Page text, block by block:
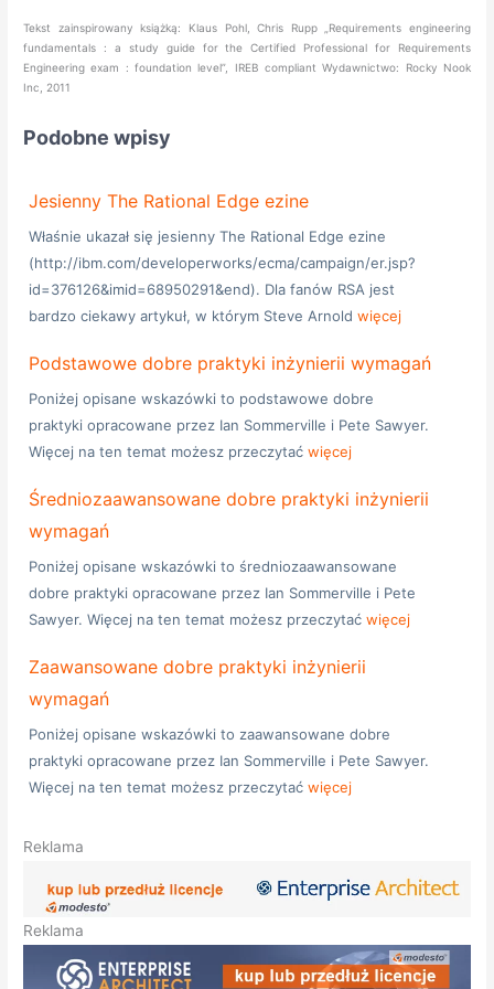
Tekst zainspirowany książką: Klaus Pohl, Chris Rupp „Requirements engineering
fundamentals : a study guide for the Certified Professional for Requirements
Engineering exam : foundation level”, IREB compliant Wydawnictwo: Rocky Nook
Inc, 2011
Podobne wpisy
Jesienny The Rational Edge ezine
Właśnie ukazał się jesienny The Rational Edge ezine
(http://ibm.com/developerworks/ecma/campaign/er.jsp?
id=376126&imid=68950291&end). Dla fanów RSA jest
bardzo ciekawy artykuł, w którym Steve Arnoldwięcej
Podstawowe dobre praktyki inżynierii wymagań
Poniżej opisane wskazówki to podstawowe dobre
praktyki opracowane przez Ian Sommerville i Pete Sawyer.
Więcej na ten temat możesz przeczytaćwięcej
Średniozaawansowane dobre praktyki inżynierii
wymagań
Poniżej opisane wskazówki to średniozaawansowane
dobre praktyki opracowane przez Ian Sommerville i Pete
Sawyer. Więcej na ten temat możesz przeczytaćwięcej
Zaawansowane dobre praktyki inżynierii
wymagań
Poniżej opisane wskazówki to zaawansowane dobre
praktyki opracowane przez Ian Sommerville i Pete Sawyer.
Więcej na ten temat możesz przeczytaćwięcej
Reklama
Reklama